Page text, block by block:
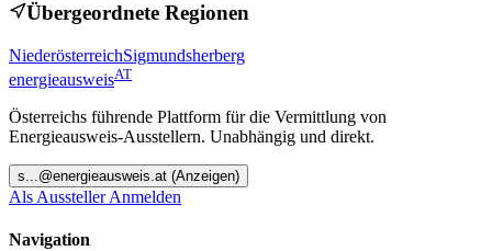
Übergeordnete Regionen
NiederösterreichSigmundsherberg
energieausweisAT
Österreichs führende Plattform für die Vermittlung von
Energieausweis-Ausstellern. Unabhängig und direkt.
s...@energieausweis.at (Anzeigen)
Als Aussteller Anmelden
Navigation